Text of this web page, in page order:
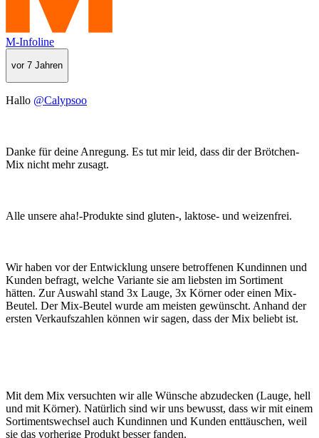
M-Infoline
vor 7 Jahren
Hallo @Calypsoo
Danke für deine Anregung. Es tut mir leid, dass dir der Brötchen-
Mix nicht mehr zusagt.
Alle unsere aha!-Produkte sind gluten-, laktose- und weizenfrei.
Wir haben vor der Entwicklung unsere betroffenen Kundinnen und
Kunden befragt, welche Variante sie am liebsten im Sortiment
hätten. Zur Auswahl stand 3x Lauge, 3x Körner oder einen Mix-
Beutel. Der Mix-Beutel wurde am meisten gewünscht. Anhand der
ersten Verkaufszahlen können wir sagen, dass der Mix beliebt ist.
Mit dem Mix versuchten wir alle Wünsche abzudecken (Lauge, hell
und mit Körner). Natürlich sind wir uns bewusst, dass wir mit einem
Sortimentswechsel auch Kundinnen und Kunden enttäuschen, weil
sie das vorherige Produkt besser fanden.